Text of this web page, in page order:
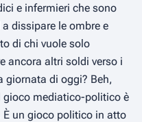
e infermieri che sono
dissipare le ombre e
di chi vuole solo
ancora altri soldi verso i
giornata di oggi? Beh,
mediatico-politico è
un gioco politico in atto